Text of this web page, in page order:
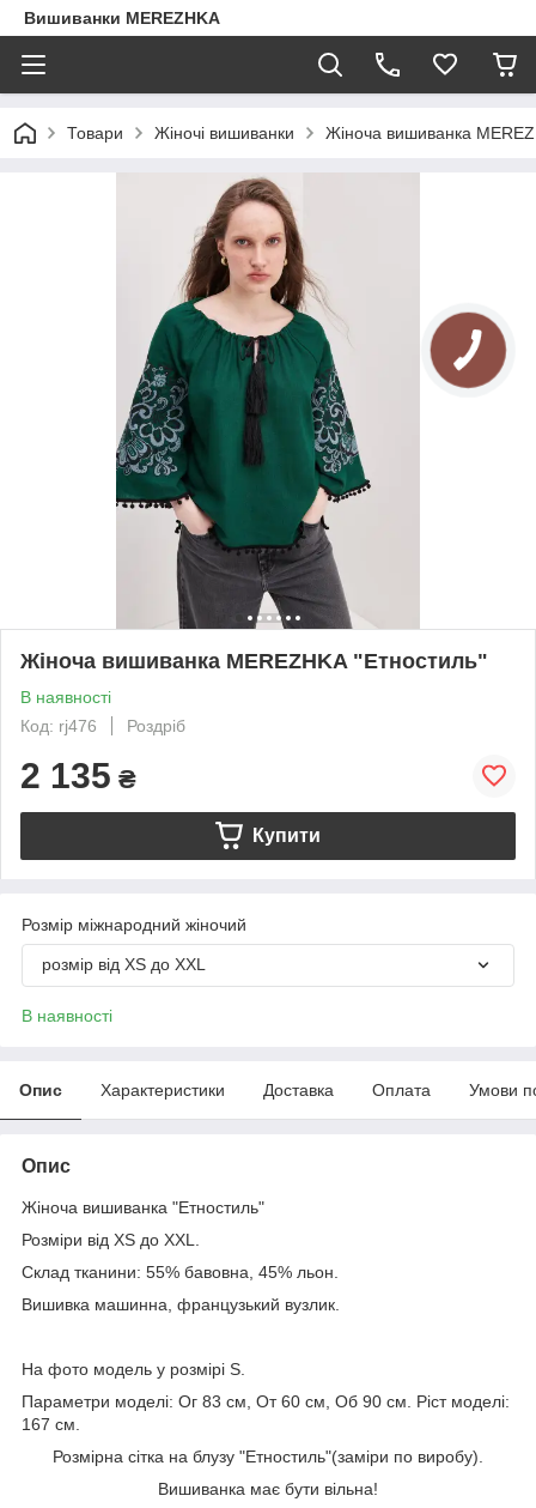
Вишиванки MEREZHKA
Товари Жіночі вишиванки Жіноча вишиванка
Жіноча вишиванка MEREZHKA "Етностиль"
В наявності
Код: rj476
Роздріб
2 135 ₴
Купити
Розмір міжнародний жіночий
розмір від XS до XXL
В наявності
Опис Характеристики Доставка Оплата Умови
Опис
Жіноча вишиванка "Етностиль"
Розміри від XS до XXL.
Склад тканини: 55% бавовна, 45% льон.
Вишивка машинна, французький вузлик.
На фото модель у розмірі S.
Параметри моделі: Ог 83 см, От 60 см, Об 90 см. Ріст моделі:
167 см.
Розмірна сітка на блузу "Етностиль"(заміри по виробу).
Вишиванка має бути вільна!